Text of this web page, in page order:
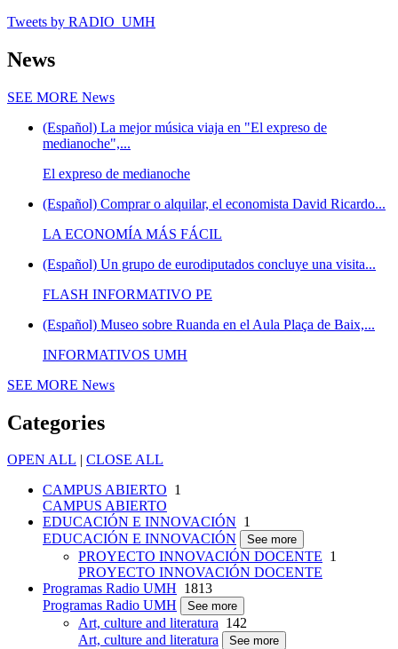
Tweets by RADIO_UMH
News
SEE MORE News
(Español) La mejor música viaja en "El expreso de
medianoche",...
El expreso de medianoche
(Español) Comprar o alquilar, el economista David Ricardo...
LA ECONOMÍA MÁS FÁCIL
(Español) Un grupo de eurodiputados concluye una visita...
FLASH INFORMATIVO PE
(Español) Museo sobre Ruanda en el Aula Plaça de Baix,...
INFORMATIVOS UMH
SEE MORE News
Categories
OPEN ALL | CLOSE ALL
CAMPUS ABIERTO 1
CAMPUS ABIERTO
EDUCACIÓN E INNOVACIÓN 1
EDUCACIÓN E INNOVACIÓN
See more
PROYECTO INNOVACIÓN DOCENTE 1
PROYECTO INNOVACIÓN DOCENTE
Programas Radio UMH 1813
Programas Radio UMH
See more
Art, culture and literatura 142
Art, culture and literatura
See more